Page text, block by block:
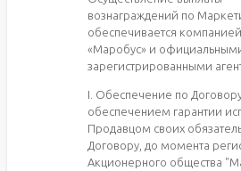
вознаграждений по
обеспечивается
«Маробус» и
зарегистрированными
I. Обеспечение по
обеспечением гарантии
Продавцом своих
Договору, до момента
Акционерного общества